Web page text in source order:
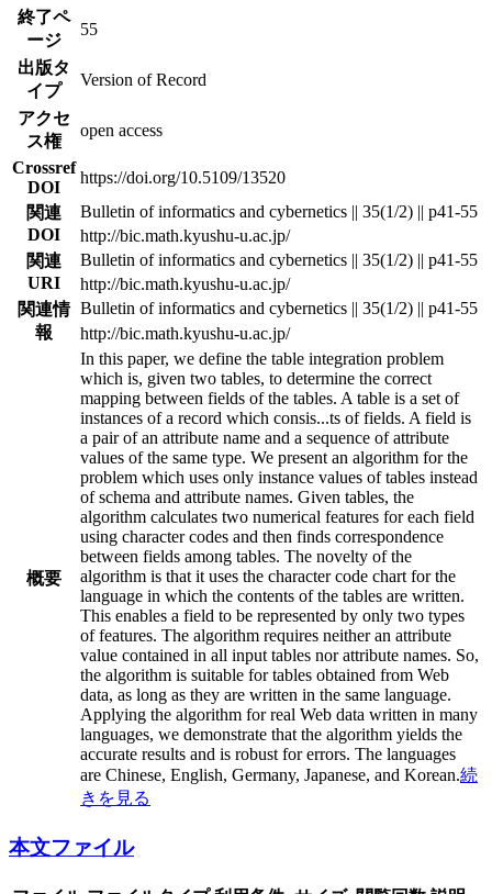
終了ペ
ージ
55
出版タ
イプ
Version of Record
アクセ
ス権
open access
Crossref
DOI
https://doi.org/10.5109/13520
関連
DOI
Bulletin of informatics and cybernetics || 35(1/2) || p41-55
http://bic.math.kyushu-u.ac.jp/
関連
URI
Bulletin of informatics and cybernetics || 35(1/2) || p41-55
http://bic.math.kyushu-u.ac.jp/
関連情
報
Bulletin of informatics and cybernetics || 35(1/2) || p41-55
http://bic.math.kyushu-u.ac.jp/
概要
In this paper, we define the table integration problem
which is, given two tables, to determine the correct
mapping between fields of the tables. A table is a set of
instances of a record which consis...ts of fields. A field is
a pair of an attribute name and a sequence of attribute
values of the same type. We present an algorithm for the
problem which uses only instance values of tables instead
of schema and attribute names. Given tables, the
algorithm calculates two numerical features for each field
using character codes and then finds correspondence
between fields among tables. The novelty of the
algorithm is that it uses the character code chart for the
language in which the contents of the tables are written.
This enables a field to be represented by only two types
of features. The algorithm requires neither an attribute
value contained in all input tables nor attribute names. So,
the algorithm is suitable for tables obtained from Web
data, as long as they are written in the same language.
Applying the algorithm for real Web data written in many
languages, we demonstrate that the algorithm yields the
accurate results and is robust for errors. The languages
are Chinese, English, Germany, Japanese, and Korean.続
きを見る
本文ファイル